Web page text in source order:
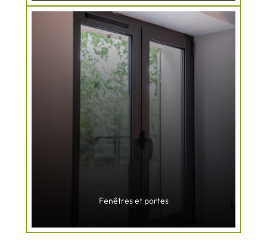
Fenêtres et portes